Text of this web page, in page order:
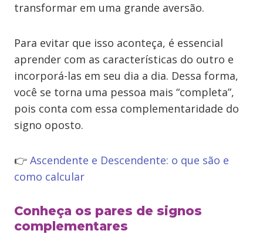
transformar em uma grande aversão.
Para evitar que isso aconteça, é essencial
aprender com as características do outro e
incorporá-las em seu dia a dia. Dessa forma,
você se torna uma pessoa mais “completa”,
pois conta com essa complementaridade do
signo oposto.
👉 Ascendente e Descendente: o que são e
como calcular
Conheça os pares de signos
complementares